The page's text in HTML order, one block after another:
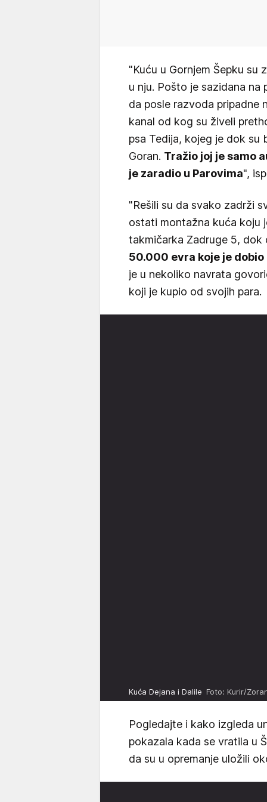
"Kuću u Gornjem Šepku su
u nju. Pošto je sazidana
da posle razvoda pripadne
kanal od kog su živeli
psa Tedija, kojeg je dok su
Goran. Tražio joj je samo
je zaradio u Parovima",
"Rešili su da svako zadrži
ostati montažna kuća koju
takmičarka Zadruge 5,
50.000 evra koje je dobio
je u nekoliko navrata
koji je kupio od svojih para.
Kuća Dejana i Dalile Foto: Kurir/
Pogledajte i kako izgleda
pokazala kada se vratila u
da su u opremanje uložili